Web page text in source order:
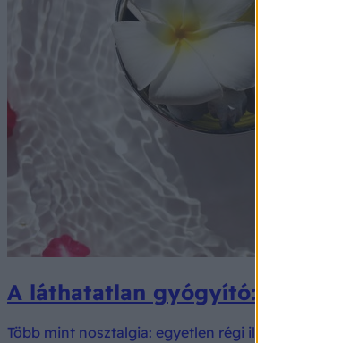
A láthatatlan gyógyító: így
Több mint nosztalgia: egyetlen régi illat képes